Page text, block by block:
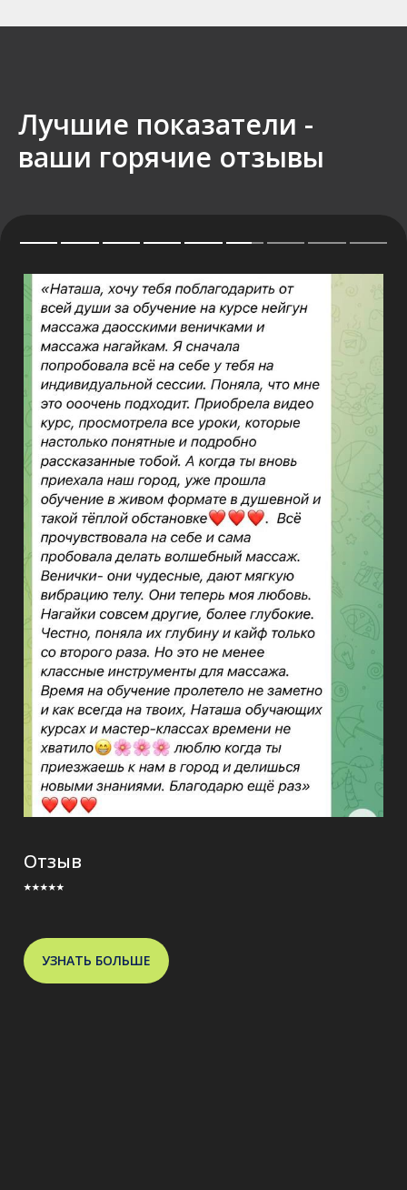
Лучшие показатели -
ваши горячие отзывы
Отзыв
⭑⭑⭑⭑⭑
УЗНАТЬ БОЛЬШЕ